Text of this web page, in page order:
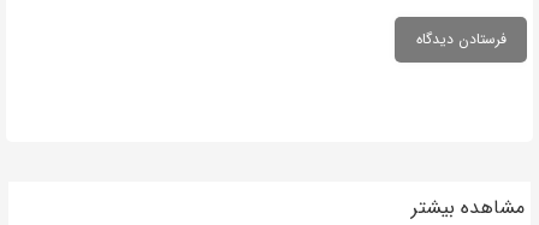
مشاهده بیشتر